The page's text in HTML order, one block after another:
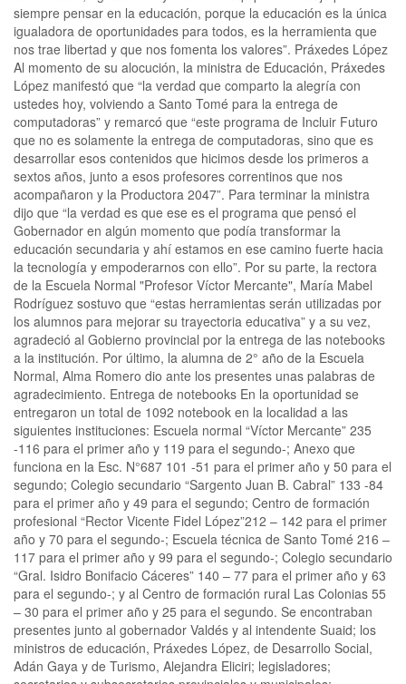
siempre pensar en la educación, porque la educación es la única
igualadora de oportunidades para todos, es la herramienta que
nos trae libertad y que nos fomenta los valores”. Práxedes López
Al momento de su alocución, la ministra de Educación, Práxedes
López manifestó que “la verdad que comparto la alegría con
ustedes hoy, volviendo a Santo Tomé para la entrega de
computadoras” y remarcó que “este programa de Incluir Futuro
que no es solamente la entrega de computadoras, sino que es
desarrollar esos contenidos que hicimos desde los primeros a
sextos años, junto a esos profesores correntinos que nos
acompañaron y la Productora 2047”. Para terminar la ministra
dijo que “la verdad es que ese es el programa que pensó el
Gobernador en algún momento que podía transformar la
educación secundaria y ahí estamos en ese camino fuerte hacia
la tecnología y empoderarnos con ello”. Por su parte, la rectora
de la Escuela Normal "Profesor Víctor Mercante", María Mabel
Rodríguez sostuvo que “estas herramientas serán utilizadas por
los alumnos para mejorar su trayectoria educativa” y a su vez,
agradeció al Gobierno provincial por la entrega de las notebooks
a la institución. Por último, la alumna de 2° año de la Escuela
Normal, Alma Romero dio ante los presentes unas palabras de
agradecimiento. Entrega de notebooks En la oportunidad se
entregaron un total de 1092 notebook en la localidad a las
siguientes instituciones: Escuela normal “Víctor Mercante” 235
-116 para el primer año y 119 para el segundo-; Anexo que
funciona en la Esc. N°687 101 -51 para el primer año y 50 para el
segundo; Colegio secundario “Sargento Juan B. Cabral” 133 -84
para el primer año y 49 para el segundo; Centro de formación
profesional “Rector Vicente Fidel López”212 – 142 para el primer
año y 70 para el segundo-; Escuela técnica de Santo Tomé 216 –
117 para el primer año y 99 para el segundo-; Colegio secundario
“Gral. Isidro Bonifacio Cáceres” 140 – 77 para el primer año y 63
para el segundo-; y al Centro de formación rural Las Colonias 55
– 30 para el primer año y 25 para el segundo. Se encontraban
presentes junto al gobernador Valdés y al intendente Suaid; los
ministros de educación, Práxedes López, de Desarrollo Social,
Adán Gaya y de Turismo, Alejandra Eliciri; legisladores;